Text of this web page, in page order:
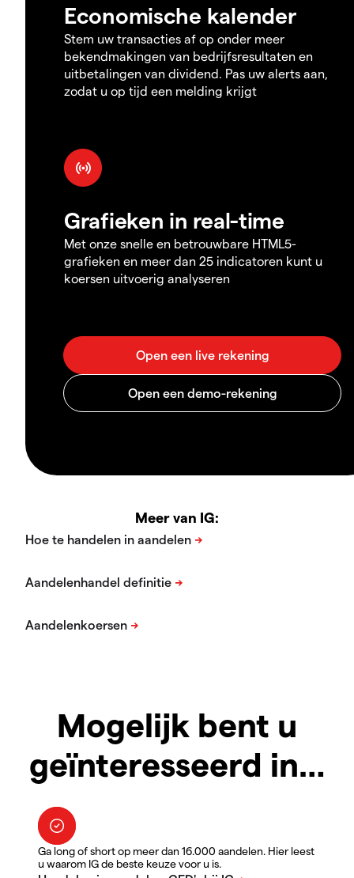
Economische kalender
Stem uw transacties af op onder meer
bekendmakingen van bedrijfsresultaten en
uitbetalingen van dividend. Pas uw alerts aan,
zodat u op tijd een melding krijgt
Grafieken in real-time
Met onze snelle en betrouwbare HTML5-
grafieken en meer dan 25 indicatoren kunt u
koersen uitvoerig analyseren
Meer van IG:
Mogelijk bent u
geïnteresseerd in…
Ga long of short op meer dan 16.000 aandelen. Hier leest
u waarom IG de beste keuze voor u is.